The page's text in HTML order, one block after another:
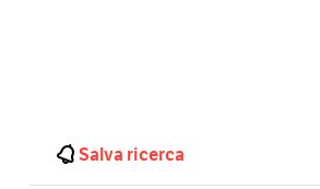
Salva ricerca